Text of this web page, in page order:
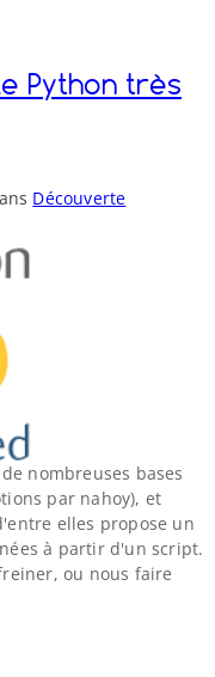
Python très
Découverte
nombreuses bases
par nahoy), et
elles propose un
à partir d'un script.
ou nous faire